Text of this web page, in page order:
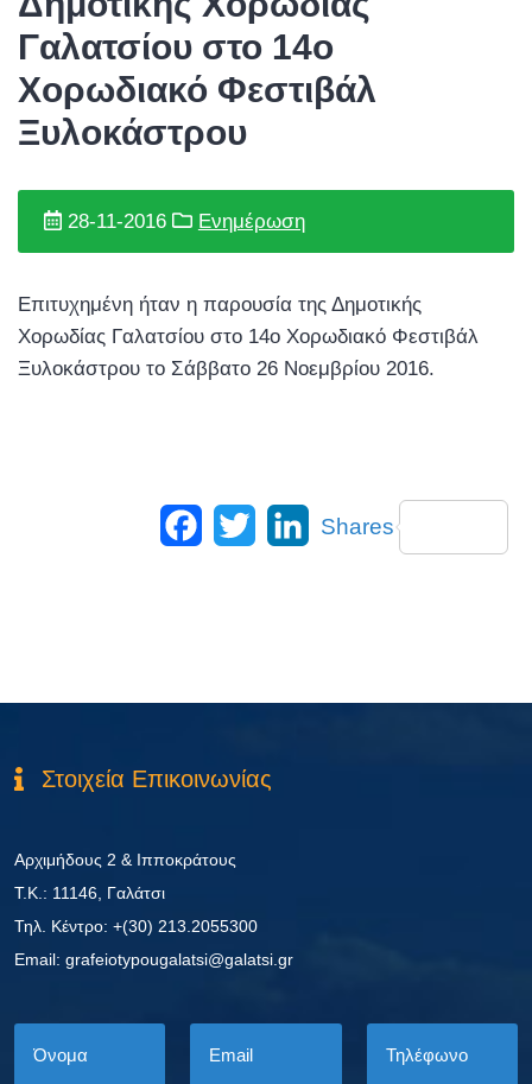
Γαλατσίου στο 14ο
Χορωδιακό Φεστιβάλ
Ξυλοκάστρου
28-11-2016 Ενημέρωση
Επιτυχημένη ήταν η παρουσία της Δημοτικής
Χορωδίας Γαλατσίου στο 14ο Χορωδιακό Φεστιβάλ
Ξυλοκάστρου το Σάββατο 26 Νοεμβρίου 2016.
Facebook
Twitter LinkedIn
Shares
Στοιχεία Επικοινωνίας
Αρχιμήδους 2 & Ιπποκράτους
Τ.Κ.: 11146, Γαλάτσι
Τηλ. Κέντρο: +(30) 213.2055300
Εmail: grafeiotypougalatsi@galatsi.gr